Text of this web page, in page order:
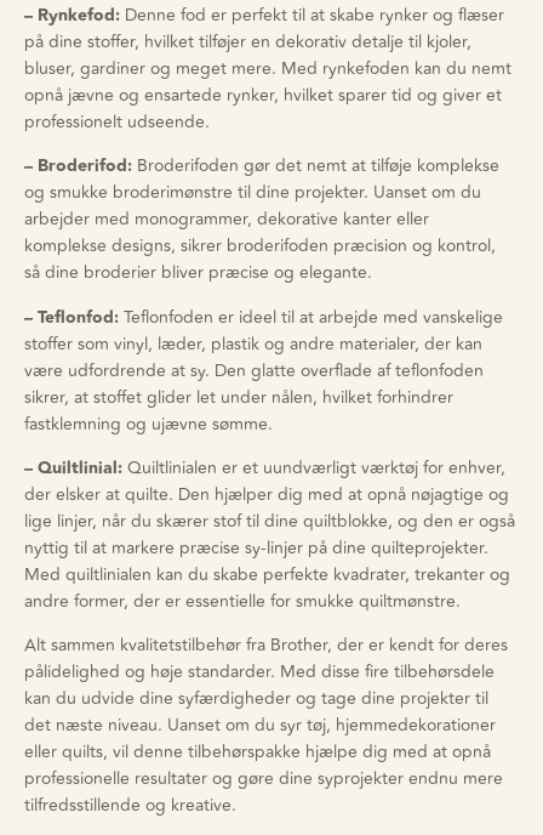
– Rynkefod: Denne fod er perfekt til at skabe rynker og flæser
på dine stoffer, hvilket tilføjer en dekorativ detalje til kjoler,
bluser, gardiner og meget mere. Med rynkefoden kan du nemt
opnå jævne og ensartede rynker, hvilket sparer tid og giver et
professionelt udseende.
– Broderifod: Broderifoden gør det nemt at tilføje komplekse
og smukke broderimønstre til dine projekter. Uanset om du
arbejder med monogrammer, dekorative kanter eller
komplekse designs, sikrer broderifoden præcision og kontrol,
så dine broderier bliver præcise og elegante.
– Teflonfod:Teflonfoden er ideel til at arbejde med vanskelige
stoffer som vinyl, læder, plastik og andre materialer, der kan
være udfordrende at sy. Den glatte overflade af teflonfoden
sikrer, at stoffet glider let under nålen, hvilket forhindrer
fastklemning og ujævne sømme.
– Quiltlinial:Quiltlinialen er et uundværligt værktøj for enhver,
der elsker at quilte. Den hjælper dig med at opnå nøjagtige og
lige linjer, når du skærer stof til dine quiltblokke, og den er også
nyttig til at markere præcise sy-linjer på dine quilteprojekter.
Med quiltlinialen kan du skabe perfekte kvadrater, trekanter og
andre former, der er essentielle for smukke quiltmønstre.
Alt sammen kvalitetstilbehør fra Brother, der er kendt for deres
pålidelighed og høje standarder. Med disse fire tilbehørsdele
kan du udvide dine syfærdigheder og tage dine projekter til
det næste niveau. Uanset om du syr tøj, hjemmedekorationer
eller quilts, vil denne tilbehørspakke hjælpe dig med at opnå
professionelle resultater og gøre dine syprojekter endnu mere
tilfredsstillende og kreative.